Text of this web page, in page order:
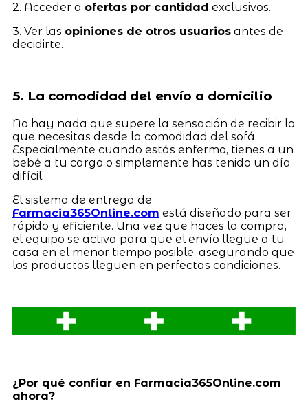
2. Acceder a ofertas por cantidad exclusivos.
3. Ver las opiniones de otros usuariosantes de
decidirte.
5. La comodidad del envío a domicilio
No hay nada que supere la sensación de recibir lo
que necesitas desde la comodidad del sofá.
Especialmente cuando estás enfermo, tienes a un
bebé a tu cargo o simplemente has tenido un día
difícil.
El sistema de entrega de
Farmacia365Online.com está diseñado para ser
rápido y eficiente. Una vez que haces la compra,
el equipo se activa para que el envío llegue a tu
casa en el menor tiempo posible, asegurando que
los productos lleguen en perfectas condiciones.
¿Por qué confiar en Farmacia365Online.com
ahora?